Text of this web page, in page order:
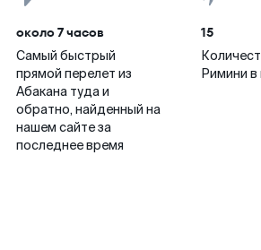
около 7 часов
Самый быстрый
прямой перелет из
Абакана туда и
обратно, найденный на
нашем сайте за
последнее время
15
Римини